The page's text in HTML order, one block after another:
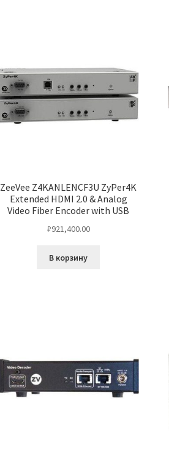
ZeeVee Z4KANLENCF3U ZyPer4K
Extended HDMI 2.0 & Analog
Video Fiber Encoder with USB
₽921,400.00
В корзину